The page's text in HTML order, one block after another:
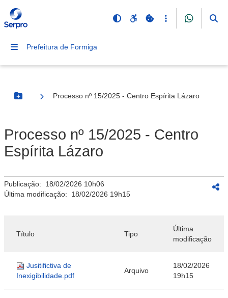
Prefeitura de Formiga
Botão Menu
Processo nº 15/2025 - Centro Espírita Lázaro
Processo nº 15/2025 - Centro
Espírita Lázaro
Publicação: 18/02/2026 10h06
Última modificação: 18/02/2026 19h15
Título Tipo
Última
modificação
Jusitifictiva de
Inexigibilidade.pdf
Arquivo
18/02/2026
19h15